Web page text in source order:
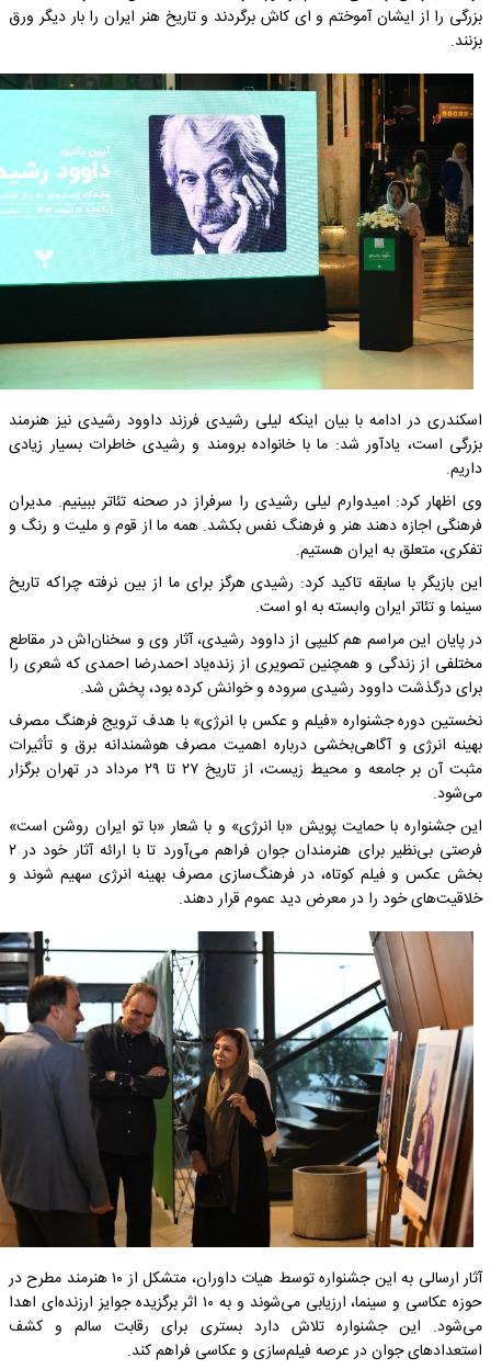
بزرگی را از ایشان آموختم و ای کاش برگردند و تاریخ هنر ایران را بار دیگر ورق
بزنند.
اسکندری در ادامه با بیان اینکه لیلی رشیدی فرزند داوود رشیدی نیز هنرمند
بزرگی است، یادآور شد: ما با خانواده برومند و رشیدی خاطرات بسیار زیادی
داریم.
وی اظهار کرد: امیدوارم لیلی رشیدی را سرفراز در صحنه تئاتر ببینیم. مدیران
فرهنگی اجازه دهند هنر و فرهنگ نفس بکشد. همه ما از قوم و ملیت و رنگ و
تفکری، متعلق به ایران هستیم.
این بازیگر با سابقه تاکید کرد: رشیدی هرگز برای ما از بین نرفته چراکه تاریخ
سینما و تئاتر ایران وابسته به او است.
در پایان این مراسم هم کلیپی از داوود رشیدی، آثار وی و سخنان‌اش در مقاطع
مختلفی از زندگی و همچنین تصویری از زنده‌یاد احمدرضا احمدی که شعری را
برای درگذشت داوود رشیدی سروده و خوانش کرده بود، پخش شد.
نخستین دوره جشنواره «فیلم و عکس با انرژی» با هدف ترویج فرهنگ مصرف
بهینه انرژی و آگاهی‌بخشی درباره اهمیت مصرف هوشمندانه برق و تأثیرات
مثبت آن بر جامعه و محیط زیست، از تاریخ ۲۷ تا ۲۹ مرداد در تهران برگزار
می‌شود.
این جشنواره با حمایت پویش «با انرژی» و با شعار «با تو ایران روشن است»
فرصتی بی‌نظیر برای هنرمندان جوان فراهم می‌آورد تا با ارائه آثار خود در ۲
بخش عکس و فیلم کوتاه، در فرهنگ‌سازی مصرف بهینه انرژی سهیم شوند و
خلاقیت‌های خود را در معرض دید عموم قرار دهند.
آثار ارسالی به این جشنواره توسط هیات داوران، متشکل از ۱۰ هنرمند مطرح در
حوزه عکاسی و سینما، ارزیابی می‌شوند و به ۱۰ اثر برگزیده جوایز ارزنده‌ای اهدا
می‌شود. این جشنواره تلاش دارد بستری برای رقابت سالم و کشف
استعدادهای جوان در عرصه فیلم‌سازی و عکاسی فراهم کند.